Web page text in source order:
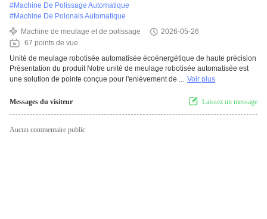
#Machine De Polissage Automatique
#Machine De Polonais Automatique
Machine de meulage et de polissage
2026-05-26
67 points de vue
Unité de meulage robotisée automatisée écoénergétique de haute précision
Présentation du produit Notre unité de meulage robotisée automatisée est
une solution de pointe conçue pour l'enlèvement de ... Voir plus
Messages du visiteur Laissez un message
Aucun commentaire public